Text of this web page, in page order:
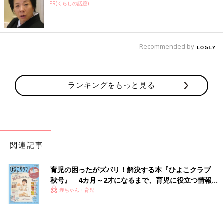
PR(くらしの話題)
Recommended by
ランキングをもっと見る
関連記事
育児の困ったがズバリ！解決する本『ひよこクラブ
秋号』 4カ月～2才になるまで、育児に役立つ情報が
いっぱい！
赤ちゃん・育児